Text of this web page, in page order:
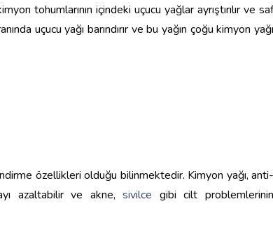
tohumlarının içindeki uçucu yağlar ayrıştırılır ve saf
uçucu yağı barındırır ve bu yağın çoğu kimyon yağı
özellikleri olduğu bilinmektedir. Kimyon yağı, anti-
azaltabilir ve akne,sivilce gibi cilt problemlerinin